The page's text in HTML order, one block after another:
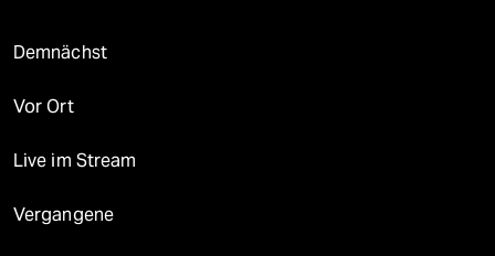
Demnächst
Vor Ort
Live im Stream
Vergangene